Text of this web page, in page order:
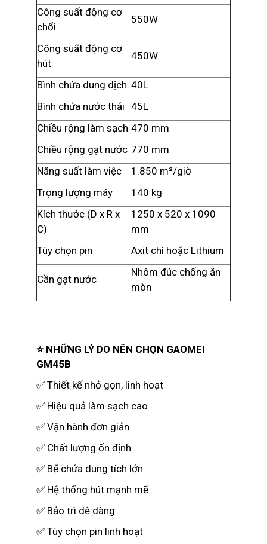
Công suất động cơ
chổi
550W
Công suất động cơ
hút
450W
Bình chứa dung dịch 40L
Bình chứa nước thải 45L
Chiều rộng làm sạch 470 mm
Chiều rộng gạt nước 770 mm
Năng suất làm việc
1.850 m²/giờ
Trọng lượng máy
140 kg
Kích thước (D x R x
C)
1250 x 520 x 1090
mm
Tùy chọn pin
Axit chì hoặc Lithium
Cần gạt nước
Nhôm đúc chống ăn
mòn
⭐ NHỮNG LÝ DO NÊN CHỌN GAOMEI
GM45B
✅ Thiết kế nhỏ gọn, linh hoạt
✅ Hiệu quả làm sạch cao
✅ Vận hành đơn giản
✅ Chất lượng ổn định
✅ Bể chứa dung tích lớn
✅ Hệ thống hút mạnh mẽ
✅ Bảo trì dễ dàng
✅ Tùy chọn pin linh hoạt